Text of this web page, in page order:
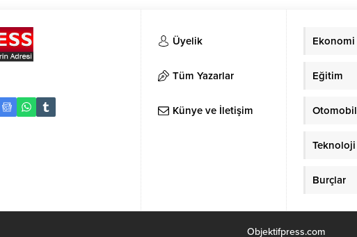
Üyelik
Tüm Yazarlar
Künye ve İletişim
Ekonomi
Eğitim
Otomobil
Teknoloji
Burçlar
Objektifpress.com